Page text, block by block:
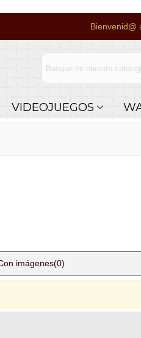
Bienvenid@
VIDEOJUEGOS
imágenes(0)